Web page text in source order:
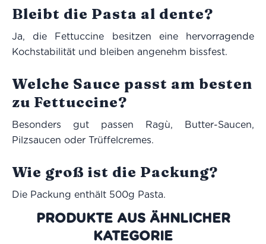
Bleibt die Pasta al dente?
Ja, die Fettuccine besitzen eine hervorragende
Kochstabilität und bleiben angenehm bissfest.
Welche Sauce passt am besten
zu Fettuccine?
Besonders gut passen Ragù, Butter-Saucen,
Pilzsaucen oder Trüffelcremes.
Wie groß ist die Packung?
Die Packung enthält 500g Pasta.
PRODUKTE AUS DER GLEICHEN
KATEGORIE